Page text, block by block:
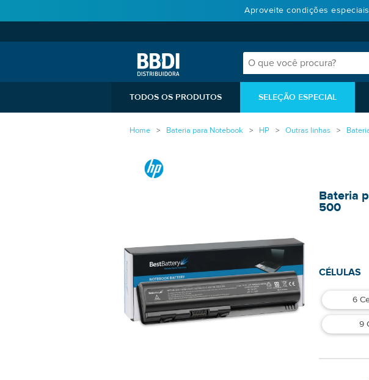
Aproveite condições
TODOS OS PRODUTOS SELEÇÃO ESPECIAL
Home Bateria para Notebook HP Outras linhas
Bateria
500
CÉLULAS
6
9